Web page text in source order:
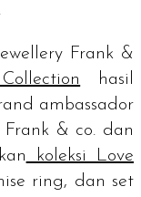
Frank &
hasil
ambassador
& co. dan
koleksi Love
ring, dan set